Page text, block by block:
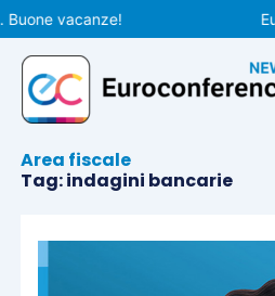
Vai
al
contenuto
vacanze!
Area fiscale
Tag: indagini bancarie